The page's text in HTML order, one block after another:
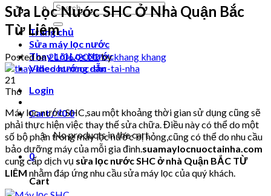
Search
for:
Trang chủ
Sửa máy lọc nước
Thay Lõi Lọc Nước
Video hướng dẫn
Login
Cart /₫00
No products in the cart.
0
Cart
Sửa Lọc Nước SHC Ở Nhà Quận Bắc
Từ Liêm
Posted on21/06/2022bykhang khang
21
Th6
Máy lọc nước SHC,sau một khoảng thời gian sử dụng cũng sẽ
phải thực hiện việc thay thế sửa chữa. Điều này có thể do một
số bộ phận trong máy lọc nước bị hỏng,cũng có thể do nhu cầu
bảo dưỡng máy của mỗi gia đình.suamaylocnuoctainha.com
cung cấp dịch vụ sửa lọc nước SHC ở nhà Quận BẮC TỪ
LIÊM nhằm đáp ứng nhu cầu sửa máy lọc của quý khách.